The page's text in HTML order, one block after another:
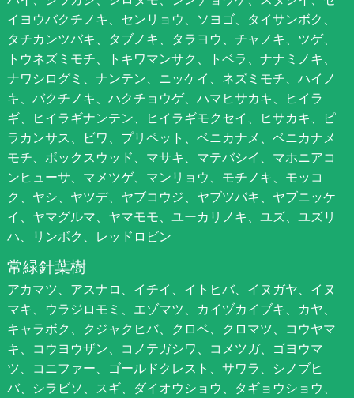
イヨウバクチノキ、センリョウ、ソヨゴ、タイサンボク、
タチカンツバキ、タブノキ、タラヨウ、チャノキ、ツゲ、
トウネズミモチ、トキワマンサク、トベラ、ナナミノキ、
ナワシログミ、ナンテン、ニッケイ、ネズミモチ、ハイノ
キ、バクチノキ、ハクチョウゲ、ハマヒサカキ、ヒイラ
ギ、ヒイラギナンテン、ヒイラギモクセイ、ヒサカキ、ピ
ラカンサス、ビワ、プリペット、ベニカナメ、ベニカナメ
モチ、ボックスウッド、マサキ、マテバシイ、マホニアコ
ンヒューサ、マメツゲ、マンリョウ、モチノキ、モッコ
ク、ヤシ、ヤツデ、ヤブコウジ、ヤブツバキ、ヤブニッケ
イ、ヤマグルマ、ヤマモモ、ユーカリノキ、ユズ、ユズリ
ハ、リンボク、レッドロビン
常緑針葉樹
アカマツ、アスナロ、イチイ、イトヒバ、イヌガヤ、イヌ
マキ、ウラジロモミ、エゾマツ、カイヅカイブキ、カヤ、
キャラボク、クジャクヒバ、クロベ、クロマツ、コウヤマ
キ、コウヨウザン、コノテガシワ、コメツガ、ゴヨウマ
ツ、コニファー、ゴールドクレスト、サワラ、シノブヒ
バ、シラビソ、スギ、ダイオウショウ、タギョウショウ、